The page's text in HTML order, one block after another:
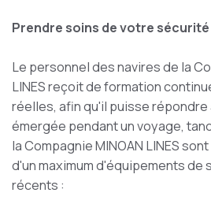
Prendre soins de votre sécurité
Le personnel des navires de la
LINES reçoit de formation
réelles, afin qu'il puisse
émergée pendant un voyage,
la Compagnie MINOAN LINES
d'un maximum d'équipements de
récents :